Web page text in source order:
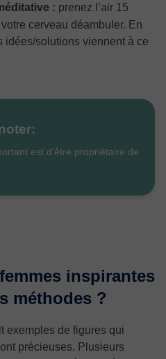
: prenez l’air 15
cerveau déambuler. En
idées/solutions viennent à ce
est d’être propriétaire de
inspirantes
méthodes ?
exemples de figures qui
précieuses. Plusieurs